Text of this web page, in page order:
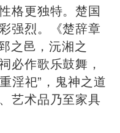
格更独特。楚国
强烈。《楚辞章
之邑，沅湘之
必作歌乐鼓舞，
淫祀”，鬼神之道
艺术品乃至家具